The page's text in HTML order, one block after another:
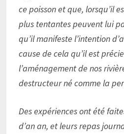
ce poisson et que, lorsqu’il
plus tentantes peuvent lui
qu’il manifeste l’intention
cause de cela qu’il est
l’aménagement de nos
destructeur né comme la
Des expériences ont été
d’an an, et leurs repas